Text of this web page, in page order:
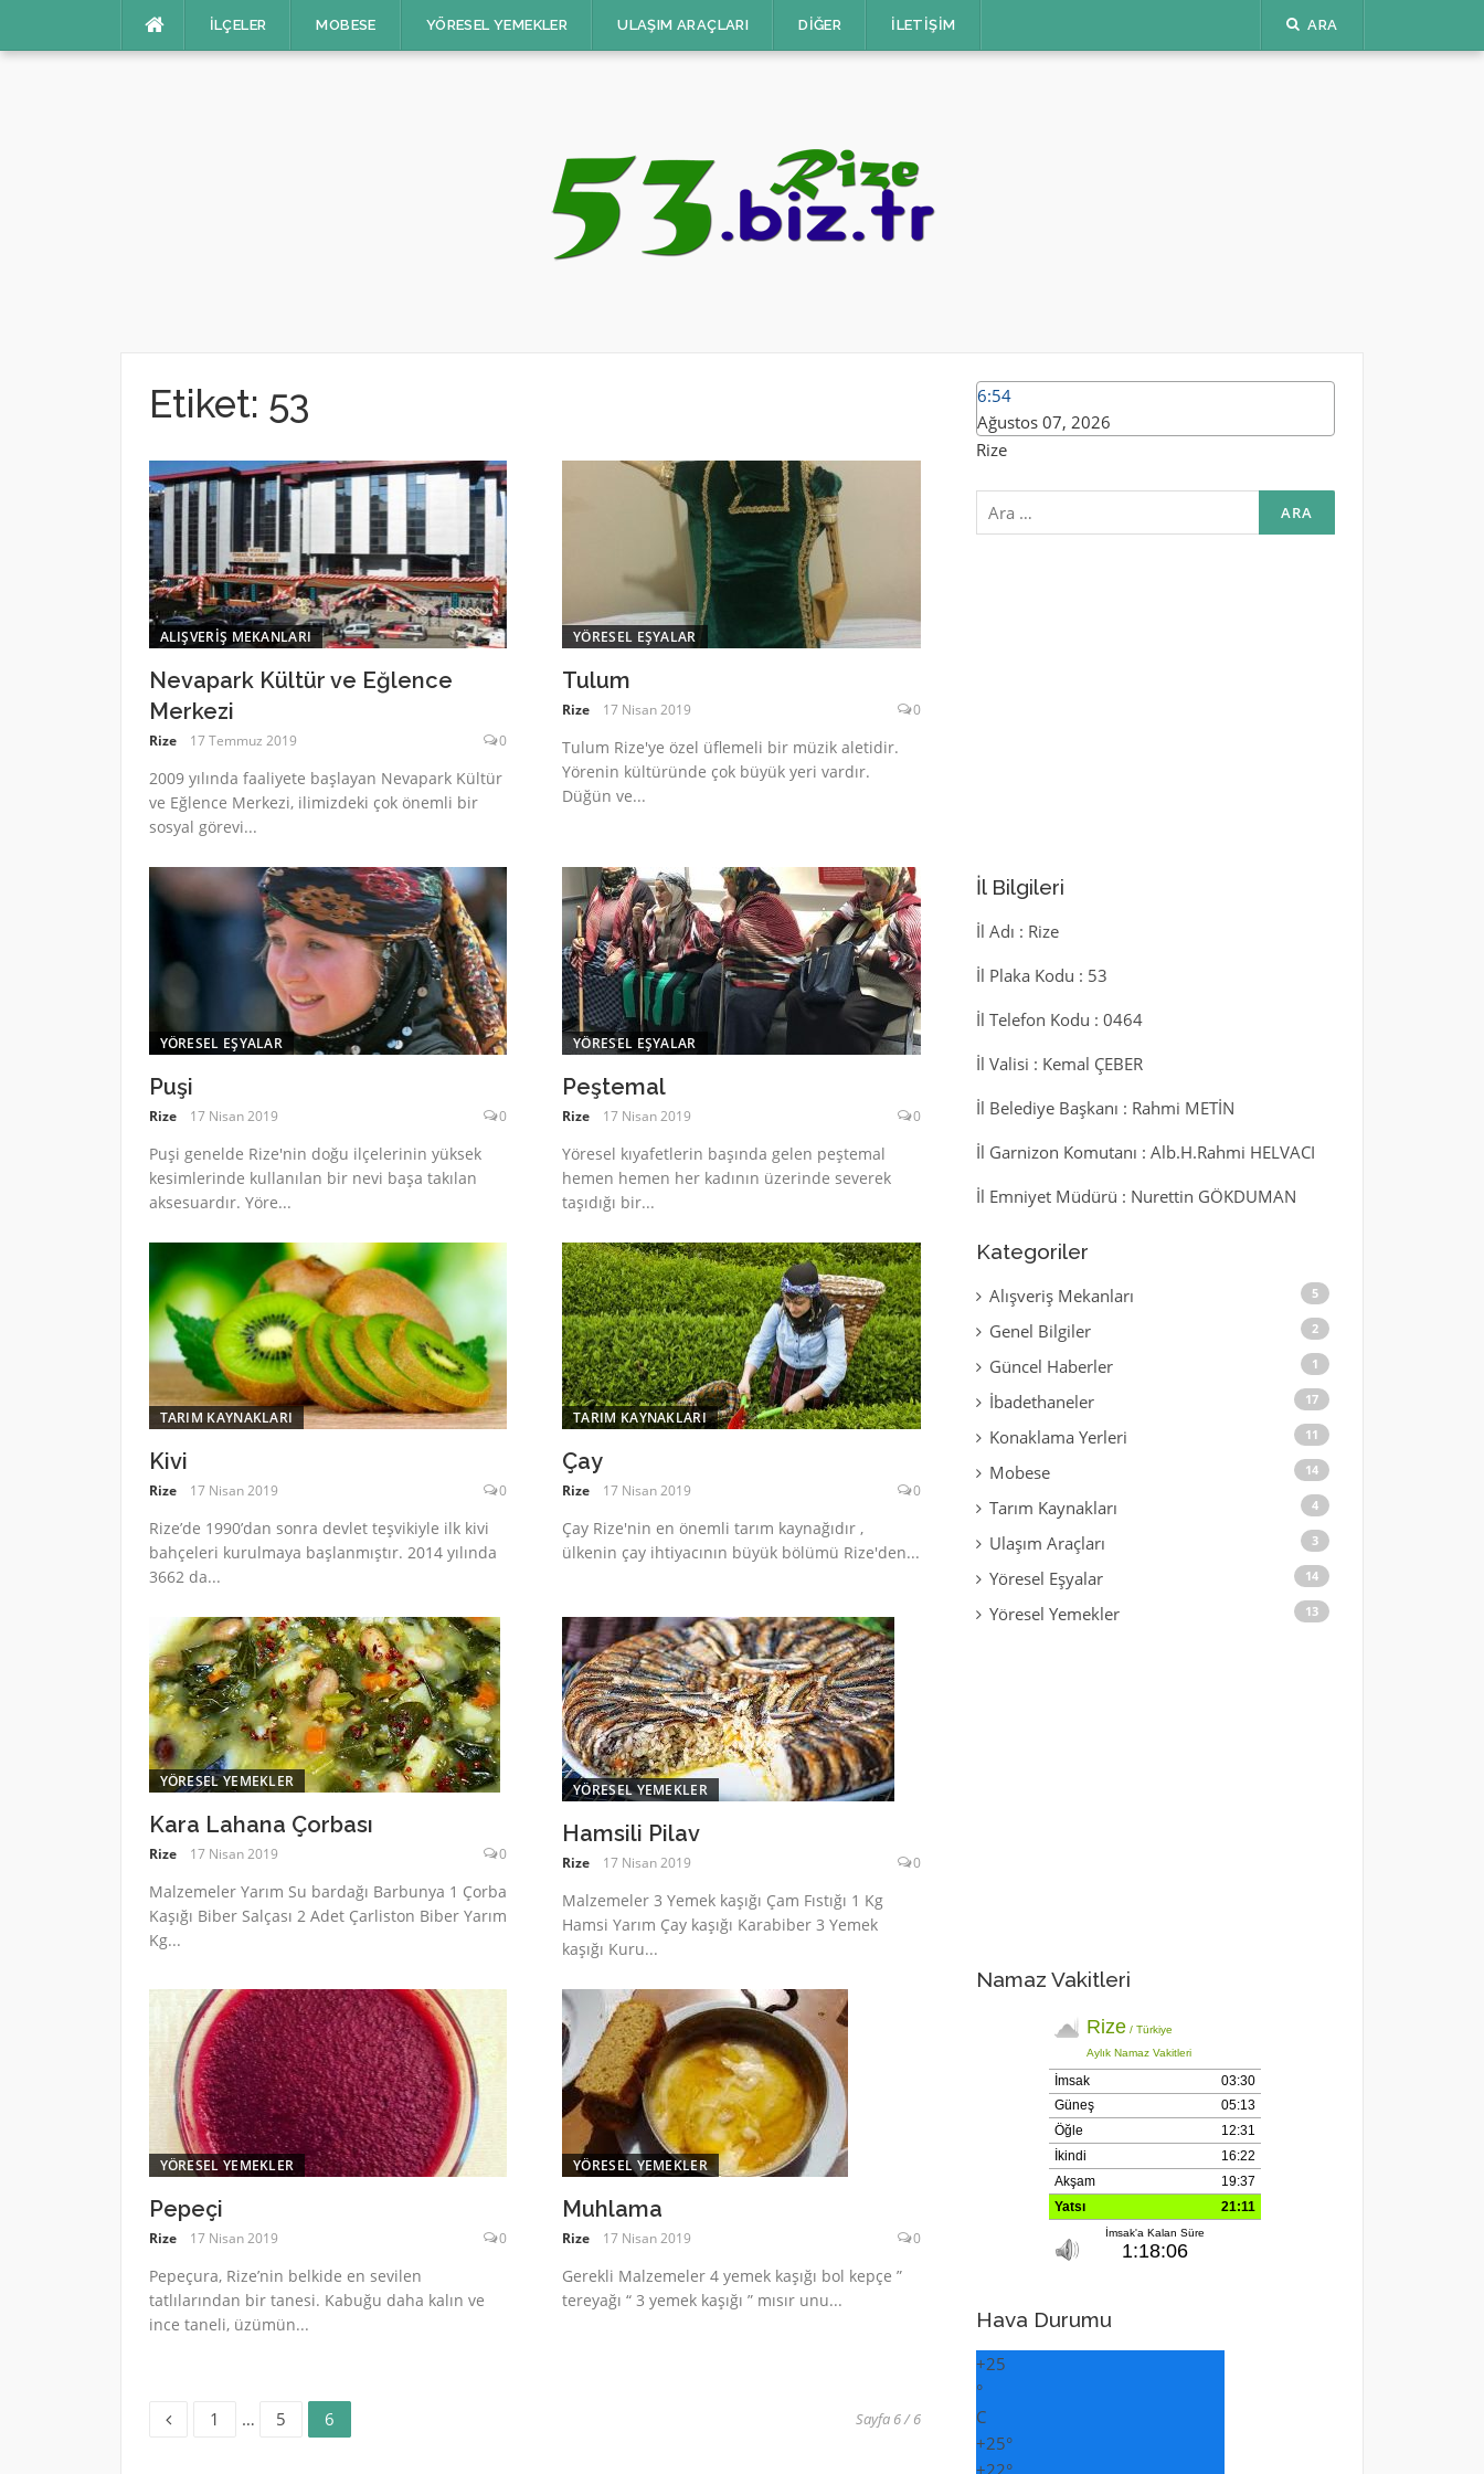
İLÇELER MOBESE YÖRESEL YEMEKLER ULAŞIM ARAÇLARI DIĞER İLETIŞIM ARA
Etiket: 53
ALIŞVERIŞ MEKANLARI
Nevapark Kültür ve Eğlence
Merkezi
Rize 17 Temmuz 2019 0
2009 yılında faaliyete başlayan Nevapark Kültür
ve Eğlence Merkezi, ilimizdeki çok önemli bir
sosyal görevi...
YÖRESEL EŞYALAR
Tulum
Rize 17 Nisan 2019 0
Tulum Rize'ye özel üflemeli bir müzik aletidir.
Yörenin kültüründe çok büyük yeri vardır.
Düğün ve...
YÖRESEL EŞYALAR
Puşi
Rize 17 Nisan 2019 0
Puşi genelde Rize'nin doğu ilçelerinin yüksek
kesimlerinde kullanılan bir nevi başa takılan
aksesuardır. Yöre...
YÖRESEL EŞYALAR
Peştemal
Rize 17 Nisan 2019 0
Yöresel kıyafetlerin başında gelen peştemal
hemen hemen her kadının üzerinde severek
taşıdığı bir...
TARIM KAYNAKLARI
Kivi
Rize 17 Nisan 2019 0
Rize’de 1990’dan sonra devlet teşvikiyle ilk kivi
bahçeleri kurulmaya başlanmıştır. 2014 yılında
3662 da...
TARIM KAYNAKLARI
Çay
Rize 17 Nisan 2019 0
Çay Rize'nin en önemli tarım kaynağıdır ,
ülkenin çay ihtiyacının büyük bölümü Rize'den...
YÖRESEL YEMEKLER
Kara Lahana Çorbası
Rize 17 Nisan 2019 0
Malzemeler Yarım Su bardağı Barbunya 1 Çorba
Kaşığı Biber Salçası 2 Adet Çarliston Biber Yarım
Kg...
YÖRESEL YEMEKLER
Hamsili Pilav
Rize 17 Nisan 2019 0
Malzemeler 3 Yemek kaşığı Çam Fıstığı 1 Kg
Hamsi Yarım Çay kaşığı Karabiber 3 Yemek
kaşığı Kuru...
YÖRESEL YEMEKLER
Pepeçi
Rize 17 Nisan 2019 0
Pepeçura, Rize’nin belkide en sevilen
tatlılarından bir tanesi. Kabuğu daha kalın ve
ince taneli, üzümün...
YÖRESEL YEMEKLER
Muhlama
Rize 17 Nisan 2019 0
Gerekli Malzemeler 4 yemek kaşığı bol kepçe ”
tereyağı “ 3 yemek kaşığı ” mısır unu...
YazıSayfa
1 … Sayfa
5 Sayfa
6 Sayfa 6 / 6
6:54
Ağustos 07, 2026
Rize
Arama:
İl Bilgileri
İl Adı : Rize
İl Plaka Kodu : 53
İl Telefon Kodu : 0464
İl Valisi : Kemal ÇEBER
İl Belediye Başkanı : Rahmi METİN
İl Garnizon Komutanı : Alb.H.Rahmi HELVACI
İl Emniyet Müdürü : Nurettin GÖKDUMAN
Kategoriler
Alışveriş Mekanları 5
Genel Bilgiler 2
Güncel Haberler 1
İbadethaneler 17
Konaklama Yerleri 11
Mobese 14
Tarım Kaynakları 4
Ulaşım Araçları 3
Yöresel Eşyalar 14
Yöresel Yemekler 13
Namaz Vakitleri
Hava Durumu
+25
°
C
+25°
+22°